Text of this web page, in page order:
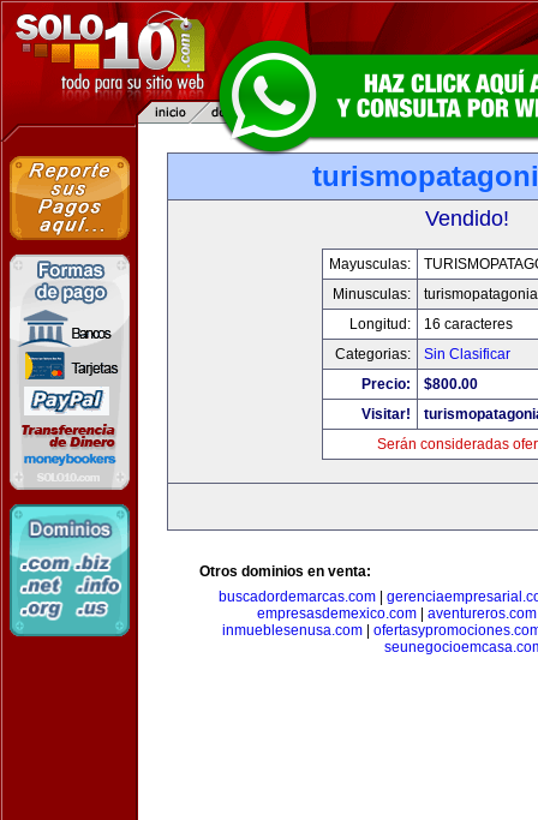
Vendido!
Mayusculas:
Minusculas:
Longitud:
16 caracteres
Categorias:
Sin Clasificar
Precio:
$800.00
Visitar!
Serán consideradas
Otros dominios en venta:
buscadordemarcas.com|
empresasdemexico.com| aventureros.com
inmueblesenusa.com|